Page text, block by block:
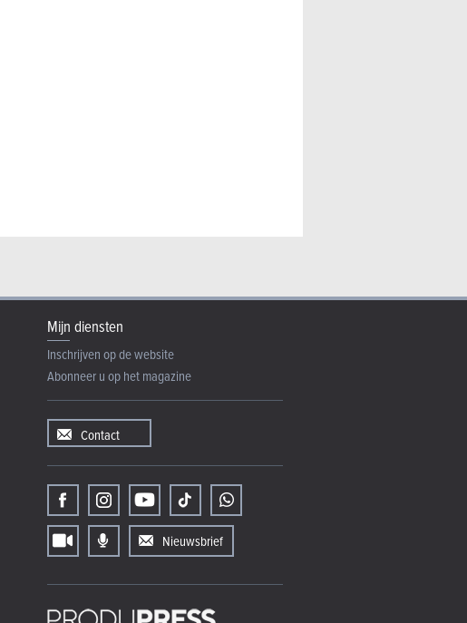
Mijn diensten
Inschrijven op de website
Abonneer u op het magazine
Contact
Nieuwsbrief